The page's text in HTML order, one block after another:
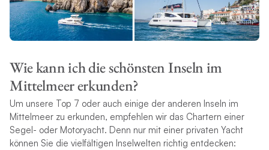
Wie kann ich die schönsten Inseln im
Mittelmeer erkunden?
Um unsere Top 7 oder auch einige der anderen Inseln im
Mittelmeer zu erkunden, empfehlen wir das Chartern einer
Segel- oder Motoryacht. Denn nur mit einer privaten Yacht
können Sie die vielfältigen Inselwelten richtig entdecken: